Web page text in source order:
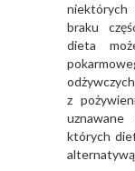
niektórych
braku
dieta
z
których